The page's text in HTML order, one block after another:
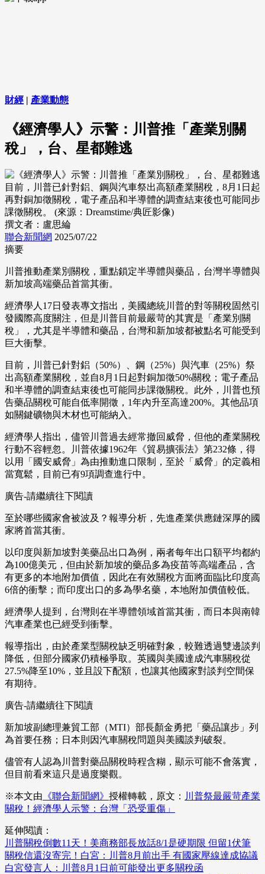
財經 | 產業動態
《經濟學人》示警：川普推「產業別關
稅」，台、星都難逃
目前，川普已針對鋁、鋼與汽車祭出高額產業關稅，8月1日起
再對銅加徵關稅，電子產品和半導體的調查結束後也可能同步
課徵關稅。 (來源：Dreamstime/典匠影像)
撰文者：盧思綸
聯合新聞網 2025/07/22
摘要
川普推動產業別關稅，重點鎖定半導體與藥品，台灣半導體與
新加坡高端藥品首當其衝。
經濟學人17日發表專文指出，美國總統川普的對等關稅固然引
發國際高度關注，但是川普目前最嚴苛的其實是「產業別關
稅」，尤其是半導體和藥品，台灣和新加坡都被點名可能受到
巨大衝擊。
目前，川普已針對鋁（50%）、鋼（25%）與汽車（25%）祭
出高額產業關稅，並自8月1日起對銅加徵50%關稅；電子產品
和半導體的調查結束後也可能同步課徵關稅。此外，川普也預
告藥品關稅可能自低率開徵，1年內升至高達200%。其他品項
如關鍵礦物與木材也可能納入。
經濟學人指出，儘管川普過去經常撤回威脅，但他的產業關稅
行動不容輕忽。川普依據1962年《貿易擴張法》第232條，得
以用「國安威脅」為由推動進口限制，至於「威脅」的定義相
當寬鬆，目前已有9項調查進行中。
廣告-請繼續往下閱讀
至於哪些國家會被波及？報導分析，先進產業供應鏈深厚的國
家將首當其衝。
以印度與新加坡對美藥品出口為例，兩者每年出口額平均都約
為100億美元，但由於新加坡的藥品多為疫苗等高端產品，含
有更多的本地附加價值，因此在有效關稅方面將面臨比印度高
6倍的衝擊；而印度出口的多為學名藥，本地附加價值較低。
經濟學人提到，台灣則在半導體領域首當其衝，而日本與南韓
汽車產業也已經受到衝擊。
報導指出，由於產業型關稅缺乏明確對象，較難透過雙邊談判
降低，但部分國家仍積極爭取。英國與美國達成汽車關稅從
27.5%降至10%，並且設下配額，也讓其他國家對談判空間保
有期待。
廣告-請繼續往下閱讀
新加坡副總理兼貿工部（MTI）部長顏金勇把「藥品讓步」列
為首要任務；日本則因汽車關稅問題與美國談判破裂。
儘管有人認為川普對藥品關稅時程含糊，顯示可能不會落實，
但目前看來這只是過度樂觀。
※本文由 《聯合新聞網》 授權轉載，原文： 川普祭最嚴苛產業
關稅！經濟學人示警：台灣「恐受重傷」
延伸閱讀：
川普關稅倒數11天！美商務部長放話8/1是硬期限 但留1伏筆
關稅信還沒寄完！白宮：川普8月前出手 有國家壓線達成協議
白宮發言人：川普8月1日前可能發出更多關稅函